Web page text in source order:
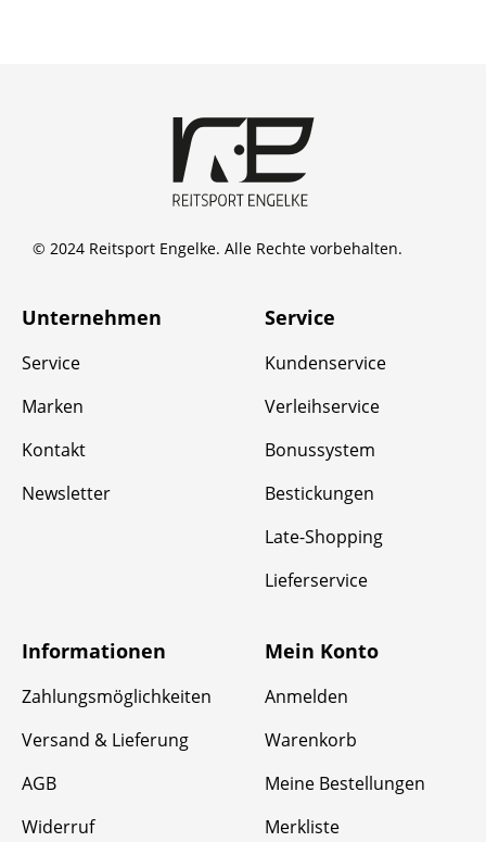
© 2024 Reitsport Engelke. Alle Rechte vorbehalten.
Unternehmen
Service
Marken
Kontakt
Newsletter
Service
Kundenservice
Verleihservice
Bonussystem
Bestickungen
Late-Shopping
Lieferservice
Informationen
Zahlungsmöglichkeiten
Versand & Lieferung
AGB
Widerruf
Mein Konto
Anmelden
Warenkorb
Meine Bestellungen
Merkliste